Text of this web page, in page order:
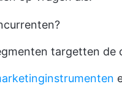
targetten de